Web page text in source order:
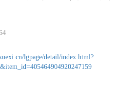
lgpage/detail/index.html?